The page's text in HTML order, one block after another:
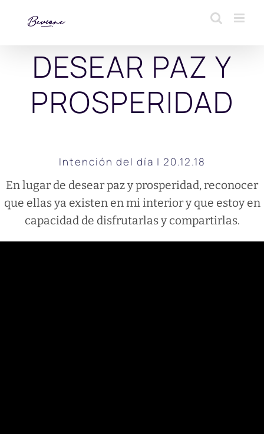
DESEAR PAZ Y
PROSPERIDAD
Intención del día | 20.12.18
En lugar de desear paz y prosperidad, reconocer
que ellas ya existen en mi interior y que estoy en
capacidad de disfrutarlas y compartirlas.